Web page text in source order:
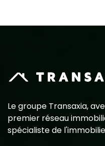
Le groupe Transaxia,
premier réseau
spécialiste de